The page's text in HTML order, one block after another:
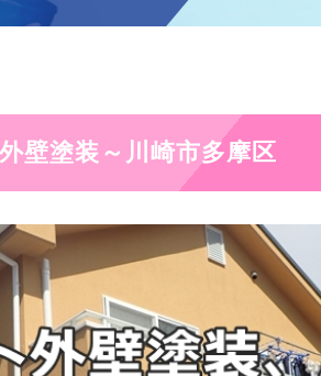
壁塗装～川崎市多摩区